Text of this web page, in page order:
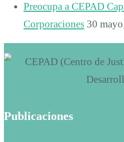
Preocupa a CEPAD
Corporaciones 30
Publicaciones